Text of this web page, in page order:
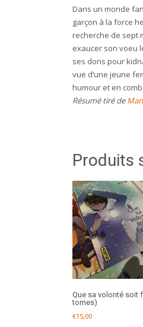
Dans un monde
garçon à la force
recherche de sept
exaucer son voeu
ses dons pour
vue d’une jeune
humour et en
Résumé tiré de
Produits
Que sa volonté soit
tomes)
€15,00